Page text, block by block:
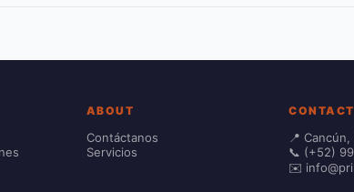
ABOUT
Contáctanos
Servicios
📍
📞 (+52)
✉️